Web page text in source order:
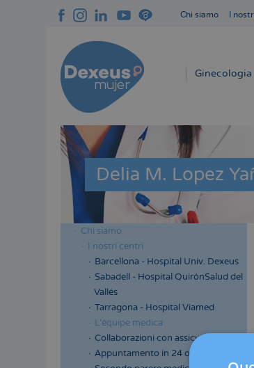
Chi siamo I
Ginecologia
Delia M. Lopez
Menú
lateral
cabecera
Chi siamo
I nostri centri
Barcellona - Hospital Univ. Dexeus
Sabadell - Hospital QuirónSalud del
Vallés
Tarragona - Hospital Viamed
L'équipe medica
Collaborazioni con assicurazioni
Appuntamento in 24 ore